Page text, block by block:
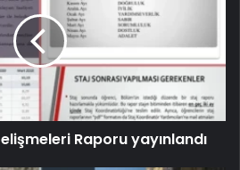
Raporu yayınlandı